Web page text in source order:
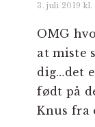
3. juli 2019 kl.
OMG
at miste
dig…det
født på
Knus fra